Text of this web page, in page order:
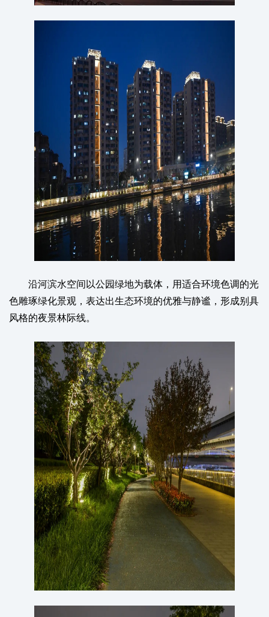
沿河滨水空间以公园绿地为载体，用适合环境色调的光
色雕琢绿化景观，表达出生态环境的优雅与静谧，形成别具
风格的夜景林际线。